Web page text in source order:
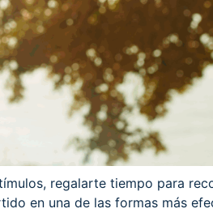
regalarte tiempo para
en una de las formas más